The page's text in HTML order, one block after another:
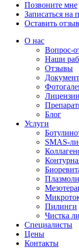
Позвоните мне
Записаться на
Оставить отзыв
О нас
Вопрос-
Наши
Отзывы
Лицензии
Блог
Услуги
SMAS-
Пилинги
Чистка
Специалисты
Цены
Контакты